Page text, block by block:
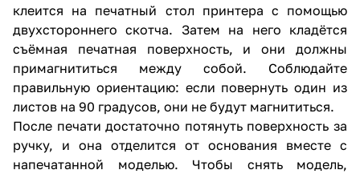
клеится на печатный стол принтера с помощью
двухстороннего скотча. Затем на него кладётся
съёмная печатная поверхность, и они должны
примагнититься между собой. Соблюдайте
правильную ориентацию: если повернуть один из
листов на 90 градусов, они не будут магнититься.
После печати достаточно потянуть поверхность за
ручку, и она отделится от основания вместе с
напечатанной моделью. Чтобы снять модель,